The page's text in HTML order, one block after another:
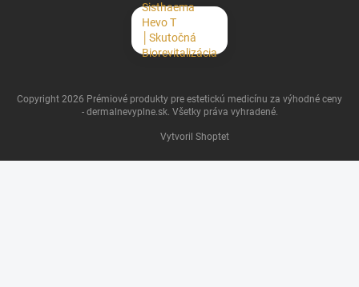
Sisthaema
Hevo T
│Skutočná
Biorevitalizácia
Vytvoril Shoptet
Copyright 2026 Prémiové produkty pre estetickú medicínu za výhodné ceny
- dermalnevyplne.sk. Všetky práva vyhradené.